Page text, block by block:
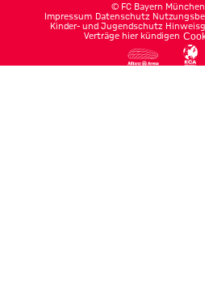
© FC Bayern München
Impressum Datenschutz
Kinder- und Jugendschutz
Verträge hier kündigen